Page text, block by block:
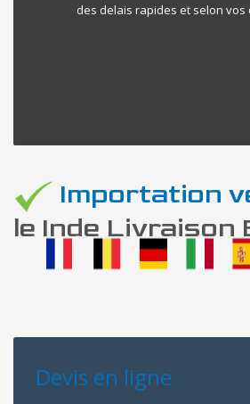
des delais rapides et selon vos
Importation
le Inde Livraison
Devis en ligne